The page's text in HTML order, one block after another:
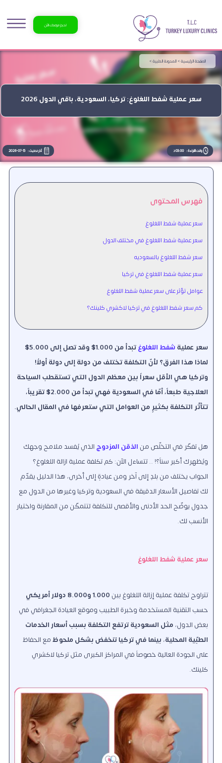
احجز موعدك الآن
سعر عملية شفط اللغلوغ: تركيا، السعودية، باقي الدول 2026
الصفحة الرئيسية >المدونة الطبية >
وقت القراءة : 03:00 د آخر تحديث : 2026-07-15
فهرس المحتوى
سعر عملية شفط اللغلوغ
سعر عملية شفط اللغلوغ في مختلف الدول
سعر شفط اللغلوغ بالسعوديه
سعر عملية شفط اللغلوغ في تركيا
عوامل تؤثر على سعر عملية شفط اللغلوغ
كم سعر شفط اللغلوغ في تركيا لاكشري كلينك؟
سعر عملية شفط اللغلوغ
تبدأ من 1.000$ وقد تصل إلى 5.000$
لماذا هذا الفرق؟ لأنّ التكلفة تختلف من دولة إلى دولة أولاُ!
وتركيا هي الأقل سعراً بين معظم الدول التي تستقطب السياحة
العلاجية طبعاً، أمّا في السعودية فهي تبدأ من 2.000$ تقريباً،
تتأثّر التكلفة بكثيرٍ من العوامل التي ستعرفها في المقال الحالي.
هل تفكّر في التخلّص من الذقن المزدوج الذي يُفسد ملامح وجهك
ويُظهرك أكبر سناً؟! .. تتساءل الآن: كم تكلفة عملية ازالة اللغلوغ؟
الجواب يختلف من بلدٍ إلى آخر ومن عيادةٍ إلى أخرى، هذا الدليل يقدّم
لك تفاصيل الأسعار الدقيقة في السعودية وتركيا وغيرها من الدول مع
جدول يوضّح الحد الأدنى والأقصى للتكلفة لتتمكّن من المقارنة واختيار
الأنسب لك.
سعر عملية شفط اللغلوغ
تتراوح تكلفة عملية إزالة اللغلوغ بين 1.000 و8.000 دولار أمريكي
حسب التقنية المستخدمة وخبرة الطبيب وموقع العيادة الجغرافي في
بعض الدول، مثل السعودية ترتفع التكلفة بسبب أسعار الخدمات
الطبّية المحلية، بينما في تركيا تنخفض بشكل ملحوظمع الحفاظ
على الجودة العالية خصوصاً في المراكز الكبرى مثل تركيا لاكشري
كلينك.